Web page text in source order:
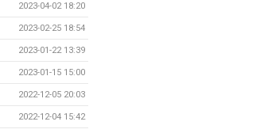
2023-04-02 18:20
2023-02-25 18:54
2023-01-22 13:39
2023-01-15 15:00
2022-12-05 20:03
2022-12-04 15:42